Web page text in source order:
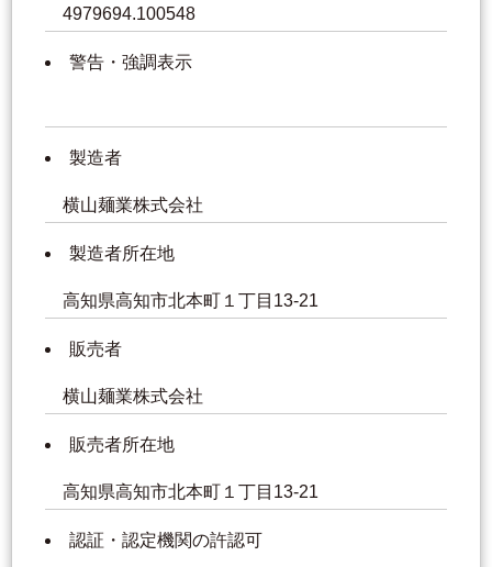
4979694.100548
警告・強調表示
製造者
横山麺業株式会社
製造者所在地
高知県高知市北本町１丁目13-21
販売者
横山麺業株式会社
販売者所在地
高知県高知市北本町１丁目13-21
認証・認定機関の許認可